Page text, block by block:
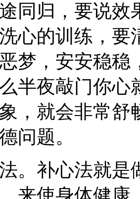
同归，要说
心的训练，
梦，安安稳稳
半夜敲门你心
，就会非常舒
问题。
。补心法就